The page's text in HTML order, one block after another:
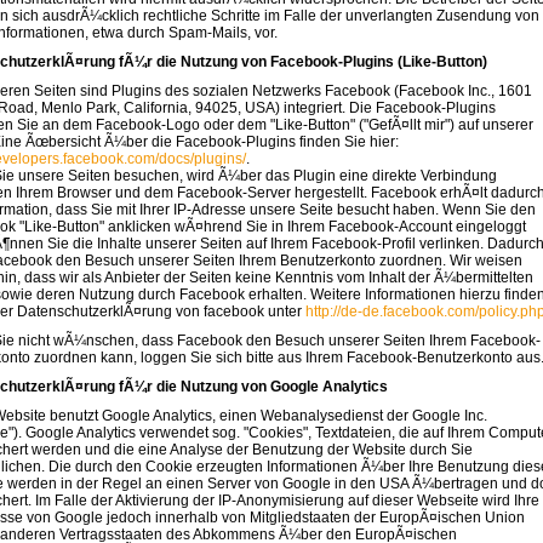
sich ausdrÃ¼cklich rechtliche Schritte im Falle der unverlangten Zusendung von
etwa durch Spam-Mails, vor.
fÃ¼r die Nutzung von Facebook-Plugins (Like-Button)
Seiten sind Plugins des sozialen Netzwerks Facebook (Facebook Inc., 1601
Menlo Park, California, 94025, USA) integriert. Die Facebook-Plugins
Sie an dem Facebook-Logo oder dem "Like-Button" ("GefÃ¤llt mir") auf unserer
Ãœbersicht Ã¼ber die Facebook-Plugins finden Sie hier:
docs/plugins/.
unsere Seiten besuchen, wird Ã¼ber das Plugin eine direkte Verbindung
Ihrem Browser und dem Facebook-Server hergestellt. Facebook erhÃ¤lt
dass Sie mit Ihrer IP-Adresse unsere Seite besucht haben. Wenn Sie den
"Like-Button" anklicken wÃ¤hrend Sie in Ihrem Facebook-Account eingeloggt
Sie die Inhalte unserer Seiten auf Ihrem Facebook-Profil verlinken. Dadurch
den Besuch unserer Seiten Ihrem Benutzerkonto zuordnen. Wir weisen
dass wir als Anbieter der Seiten keine Kenntnis vom Inhalt der Ã¼bermittelten
deren Nutzung durch Facebook erhalten. Weitere Informationen hierzu
DatenschutzerklÃ¤rung von facebook unter http://de-de.facebook.com/
nicht wÃ¼nschen, dass Facebook den Besuch unserer Seiten Ihrem Facebook-
zuordnen kann, loggen Sie sich bitte aus Ihrem Facebook-Benutzerkonto aus.
fÃ¼r die Nutzung von Google Analytics
benutzt Google Analytics, einen Webanalysedienst der Google Inc.
Google Analytics verwendet sog. "Cookies", Textdateien, die auf Ihrem
werden und die eine Analyse der Benutzung der Website durch Sie
Die durch den Cookie erzeugten Informationen Ã¼ber Ihre Benutzung
werden in der Regel an einen Server von Google in den USA Ã¼bertragen und
Im Falle der Aktivierung der IP-Anonymisierung auf dieser Webseite wird Ihre
von Google jedoch innerhalb von Mitgliedstaaten der EuropÃ¤ischen Union
Vertragsstaaten des Abkommens Ã¼ber den EuropÃ¤ischen